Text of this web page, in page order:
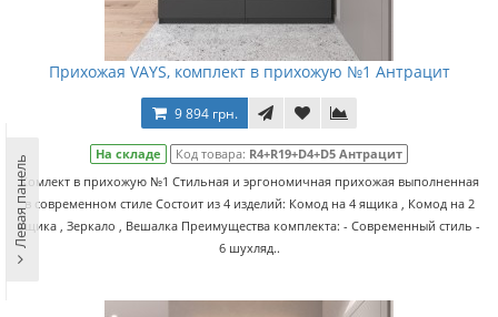
Прихожая VAYS, комплект в прихожую №1 Антрацит
9 894 грн.
На складе Код товара: R4+R19+D4+D5 Антрацит
Комлект в прихожую №1 Стильная и эргономичная прихожая выполненная
в современном стиле Состоит из 4 изделий: Комод на 4 ящика , Комод на 2
ящика , Зеркало , Вешалка Преимущества комплекта: - Современный стиль -
6 шухляд..
Левая панель